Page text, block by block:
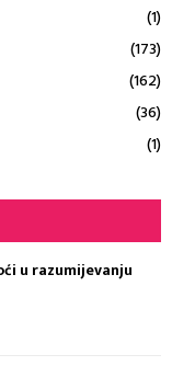
(1)
(173)
(162)
(36)
(1)
u razumijevanju